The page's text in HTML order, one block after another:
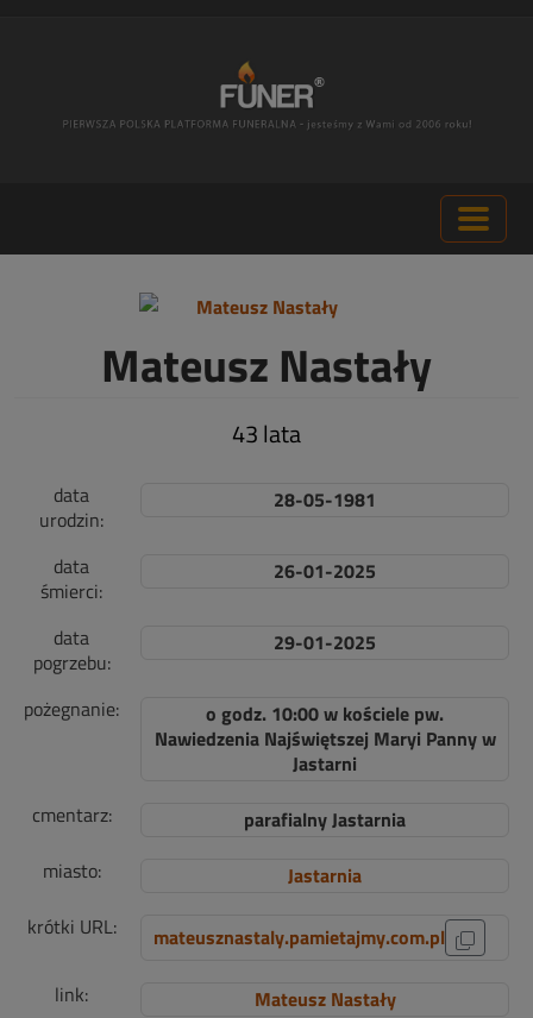
Mateusz Nastały
43 lata
data
urodzin:
28-05-1981
data
śmierci:
26-01-2025
data
pogrzebu:
29-01-2025
pożegnanie:
o godz. 10:00 w kościele pw.
Nawiedzenia Najświętszej Maryi Panny w
Jastarni
cmentarz:
parafialny Jastarnia
miasto:
Jastarnia
krótki URL:
mateusznastaly.pamietajmy.com.pl
link:
Mateusz Nastały